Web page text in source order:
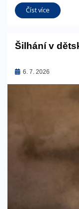
Číst více
Šilhání v
Zveřejněno
6. 7. 2026